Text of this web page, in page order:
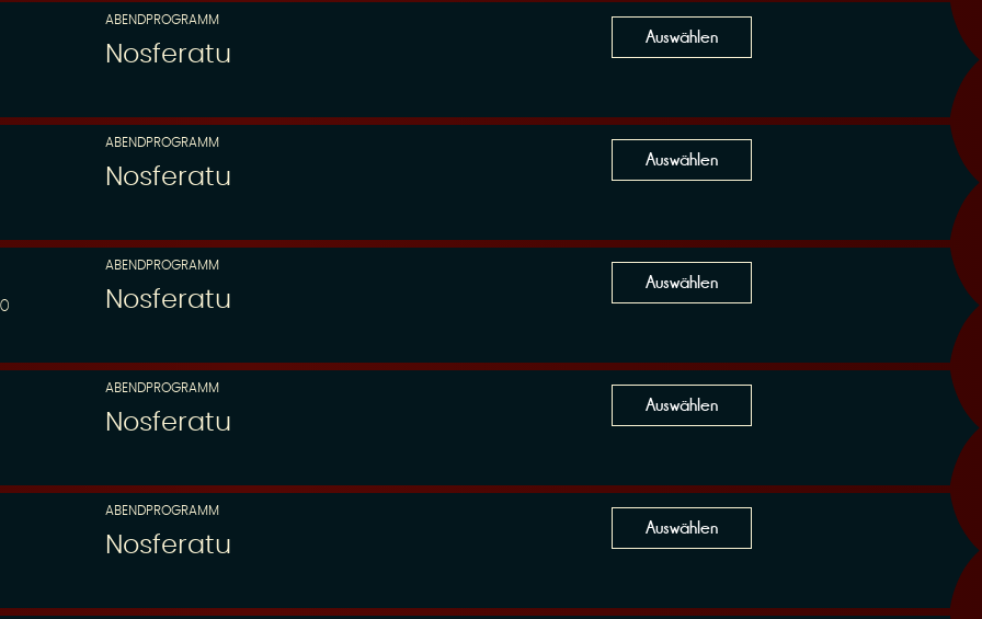
ABENDPROGRAMM
Nosferatu
Auswählen
ABENDPROGRAMM
Nosferatu
Auswählen
ABENDPROGRAMM
Nosferatu
Auswählen
ABENDPROGRAMM
Nosferatu
Auswählen
ABENDPROGRAMM
Nosferatu
Auswählen